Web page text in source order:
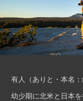
有人（ありと・本名：
幼少期に北米と日本